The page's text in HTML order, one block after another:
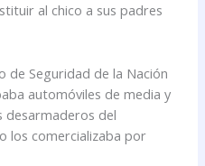
al chico a sus padres
de Seguridad de la Nación
automóviles de media y
desarmaderos del
los comercializaba por